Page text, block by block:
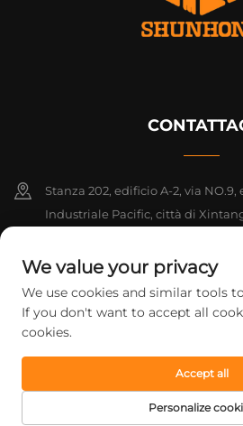
Stanza 202, edificio A-2, via
Industriale Pacific, città di
+86-18925142858
[email protected]
Diritti d'autore © 2026 Guangzhou
i diritti riservati. Informativa sulla privacy
We value your privacy
We use cookies and similar tools
If you don't want to accept all
cookies.
Personalize
Accept all